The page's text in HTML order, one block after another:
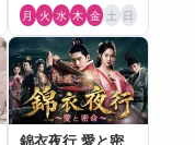
月 火 水 木 金 土 日
錦衣夜行 愛と密